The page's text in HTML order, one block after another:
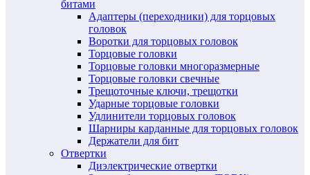
битами
Адаптеры (переходники) для торцовых
головок
Воротки для торцовых головок
Торцовые головки
Торцовые головки многоразмерные
Торцовые головки свечные
Трещоточные ключи, трещотки
Ударные торцовые головки
Удлинители торцовых головок
Шарниры карданные для торцовых головок
Держатели для бит
Отвертки
Диэлектрические отвертки